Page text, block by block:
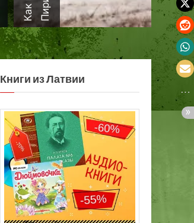
Книги из Латвии